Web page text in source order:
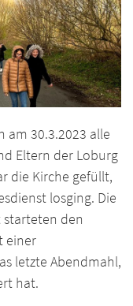
am 30.3.2023 alle
Eltern der Loburg
die Kirche gefüllt,
losging. Die
den
einer
letzte Abendmahl,
hat.